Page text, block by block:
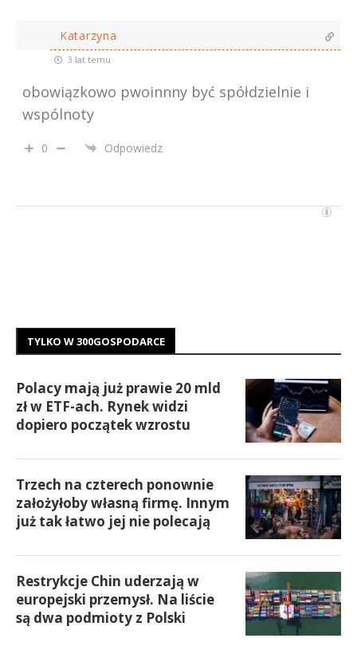
Katarzyna
3 lat temu
obowiązkowo pwoinnny być spółdzielnie i
wspólnoty
0 Odpowiedz
TYLKO W 300GOSPODARCE
Polacy mają już prawie 20 mld
zł w ETF-ach. Rynek widzi
dopiero początek wzrostu
Trzech na czterech ponownie
założyłoby własną firmę. Innym
już tak łatwo jej nie polecają
Restrykcje Chin uderzają w
europejski przemysł. Na liście
są dwa podmioty z Polski